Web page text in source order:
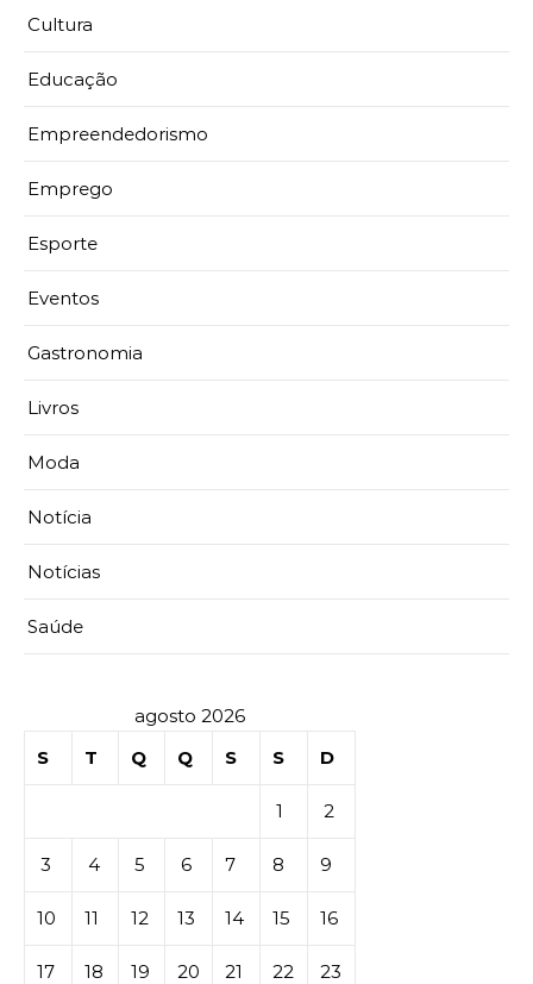
Cultura
Educação
Empreendedorismo
Emprego
Esporte
Eventos
Gastronomia
Livros
Moda
Notícia
Notícias
Saúde
agosto 2026
S
T Q Q S S D
1 2
3 4 5 6 7 8 9
10 11 12 13 14 15 16
17 18 19 20 21 22 23